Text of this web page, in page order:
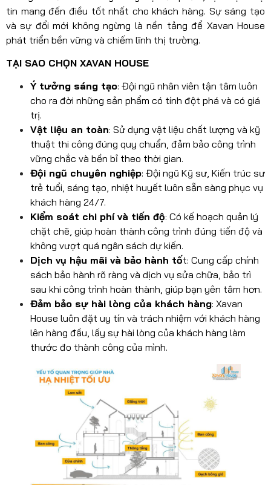
tin mang đến điều tốt nhất cho khách hàng. Sự sáng tạo
và sự đổi mới không ngừng là nền tảng để Xavan House
phát triển bền vững và chiếm lĩnh thị trường.
TẠI SAO CHỌN XAVAN HOUSE
Ý tưởng sáng tạo: Đội ngũ nhân viên tận tâm luôn
cho ra đời những sản phẩm có tính đột phá và có giá
trị.
Vật liệu an toàn: Sử dụng vật liệu chất lượng và kỹ
thuật thi công đúng quy chuẩn, đảm bảo công trình
vững chắc và bền bỉ theo thời gian.
Đội ngũ chuyên nghiệp: Đội ngũ Kỹ sư, Kiến trúc sư
trẻ tuổi, sáng tạo, nhiệt huyết luôn sẵn sàng phục vụ
khách hàng 24/7.
Kiểm soát chi phí và tiến độ: Có kế hoạch quản lý
chặt chẽ, giúp hoàn thành công trình đúng tiến độ và
không vượt quá ngân sách dự kiến.
Dịch vụ hậu mãi và bảo hành tốt: Cung cấp chính
sách bảo hành rõ ràng và dịch vụ sửa chữa, bảo trì
sau khi công trình hoàn thành, giúp bạn yên tâm hơn.
Đảm bảo sự hài lòng của khách hàng: Xavan
House luôn đặt uy tín và trách nhiệm với khách hàng
lên hàng đầu, lấy sự hài lòng của khách hàng làm
thước đo thành công của mình.